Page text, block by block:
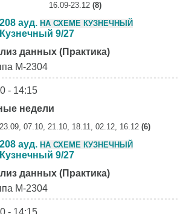
16.09-23.12 (8)
208 ауд. НА СХЕМЕ КУЗНЕЧНЫЙ
Кузнечный 9/27
данных (Практика)
М-2304
- 14:15
недели
23.09, 07.10, 21.10, 18.11, 02.12, 16.12 (6)
208 ауд. НА СХЕМЕ КУЗНЕЧНЫЙ
Кузнечный 9/27
данных (Практика)
М-2304
- 14:15